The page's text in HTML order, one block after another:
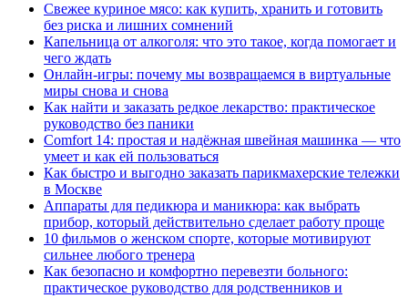
Свежее куриное мясо: как купить, хранить и готовить
без риска и лишних сомнений
Капельница от алкоголя: что это такое, когда помогает и
чего ждать
Онлайн-игры: почему мы возвращаемся в виртуальные
миры снова и снова
Как найти и заказать редкое лекарство: практическое
руководство без паники
Comfort 14: простая и надёжная швейная машинка — что
умеет и как ей пользоваться
Как быстро и выгодно заказать парикмахерские тележки
в Москве
Аппараты для педикюра и маникюра: как выбрать
прибор, который действительно сделает работу проще
10 фильмов о женском спорте, которые мотивируют
сильнее любого тренера
Как безопасно и комфортно перевезти больного:
практическое руководство для родственников и